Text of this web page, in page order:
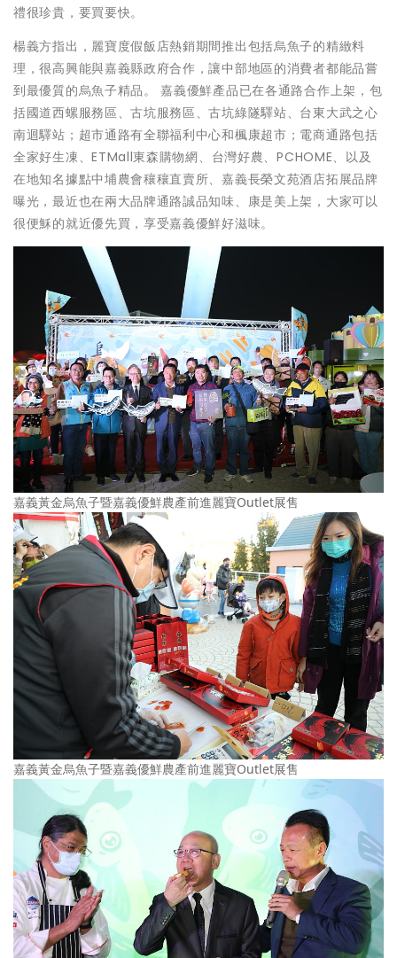
禮很珍貴，要買要快。
楊義方指出，麗寶度假飯店熱銷期間推出包括烏魚子的精緻料
理，很高興能與嘉義縣政府合作，讓中部地區的消費者都能品嘗
到最優質的烏魚子精品。 嘉義優鮮產品已在各通路合作上架，包
括國道西螺服務區、古坑服務區、古坑綠隧驛站、台東大武之心
南迴驛站；超市通路有全聯福利中心和楓康超市；電商通路包括
全家好生凍、ETMall東森購物網、台灣好農、PCHOME、以及
在地知名據點中埔農會穰穰直賣所、嘉義長榮文苑酒店拓展品牌
曝光，最近也在兩大品牌通路誠品知味、康是美上架，大家可以
很便穌的就近優先買，享受嘉義優鮮好滋味。
嘉義黃金烏魚子暨嘉義優鮮農產前進麗寶Outlet展售
嘉義黃金烏魚子暨嘉義優鮮農產前進麗寶Outlet展售